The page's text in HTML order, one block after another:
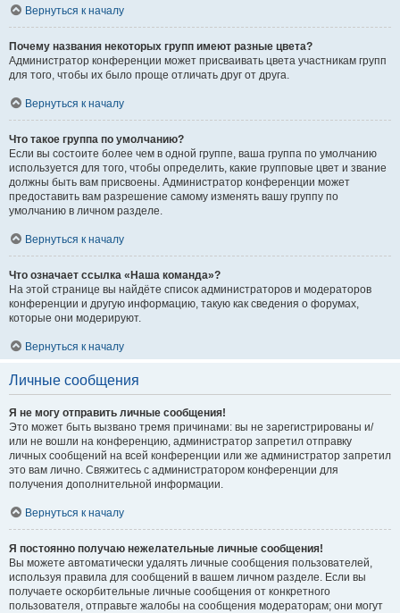
Вернуться к началу
Почему названия некоторых групп имеют разные цвета?
Администратор конференции может присваивать цвета участникам групп
для того, чтобы их было проще отличать друг от друга.
Вернуться к началу
Что такое группа по умолчанию?
Если вы состоите более чем в одной группе, ваша группа по умолчанию
используется для того, чтобы определить, какие групповые цвет и звание
должны быть вам присвоены. Администратор конференции может
предоставить вам разрешение самому изменять вашу группу по
умолчанию в личном разделе.
Вернуться к началу
Что означает ссылка «Наша команда»?
На этой странице вы найдёте список администраторов и модераторов
конференции и другую информацию, такую как сведения о форумах,
которые они модерируют.
Вернуться к началу
Личные сообщения
Я не могу отправить личные сообщения!
Это может быть вызвано тремя причинами: вы не зарегистрированы и/
или не вошли на конференцию, администратор запретил отправку
личных сообщений на всей конференции или же администратор запретил
это вам лично. Свяжитесь с администратором конференции для
получения дополнительной информации.
Вернуться к началу
Я постоянно получаю нежелательные личные сообщения!
Вы можете автоматически удалять личные сообщения пользователей,
используя правила для сообщений в вашем личном разделе. Если вы
получаете оскорбительные личные сообщения от конкретного
пользователя, отправьте жалобы на сообщения модераторам; они могут